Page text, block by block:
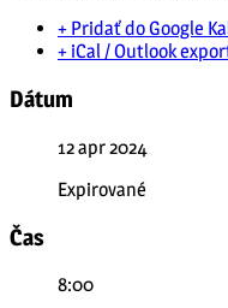
+ Pridať do Google
+ iCal / Outlook
Dátum
12 apr 2024
Expirované
Čas
8:00